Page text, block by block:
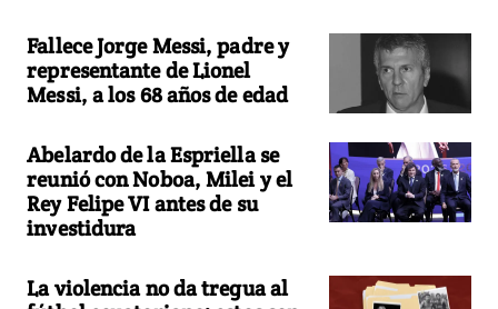
Fallece Jorge Messi, padre y
representante de Lionel
Messi, a los 68 años de edad
Abelardo de la Espriella se
reunió con Noboa, Milei y el
Rey Felipe VI antes de su
investidura
La violencia no da tregua al